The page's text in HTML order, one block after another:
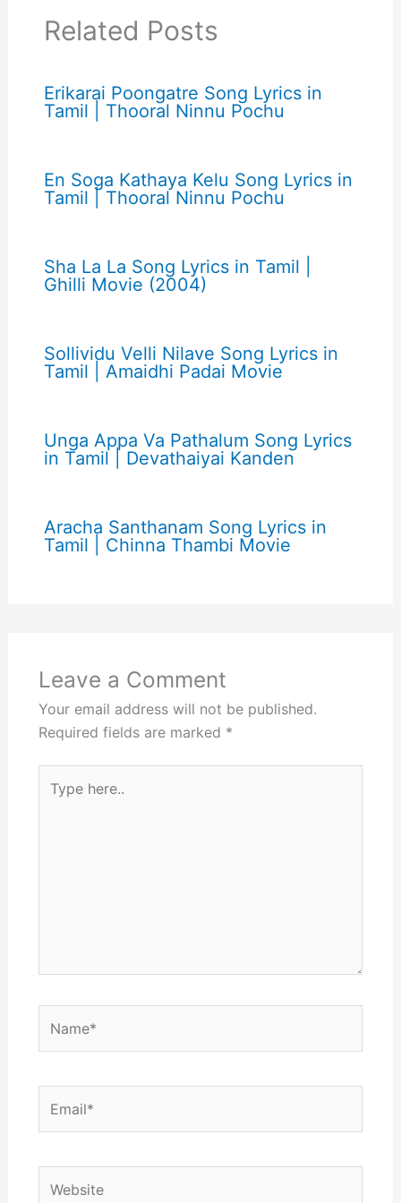
Related Posts
Erikarai Poongatre Song Lyrics in
Tamil | Thooral Ninnu Pochu
En Soga Kathaya Kelu Song Lyrics in
Tamil | Thooral Ninnu Pochu
Sha La La Song Lyrics in Tamil |
Ghilli Movie (2004)
Sollividu Velli Nilave Song Lyrics in
Tamil | Amaidhi Padai Movie
Unga Appa Va Pathalum Song Lyrics
in Tamil | Devathaiyai Kanden
Aracha Santhanam Song Lyrics in
Tamil | Chinna Thambi Movie
Leave a Comment
Your email address will not be published.
Required fields are marked *
here..